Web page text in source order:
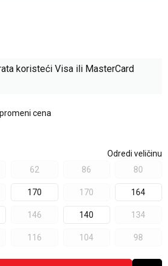
koristeći Visa ili MasterCard
cena
Odredi veličinu
62 86 80
170 170 164
146 140 134
116 104 98